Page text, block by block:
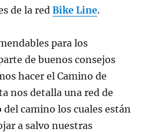
de la redBike Line.
para los
de buenos consejos
hacer el Camino de
nos detalla una red de
del camino los cuales están
a salvo nuestras